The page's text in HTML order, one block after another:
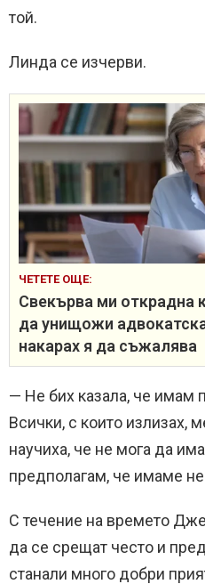
той.
Линда се изчерви.
ЧЕТЕТЕ ОЩЕ:
Свекърва ми открадна
да унищожи
накарах я да съжалява
— Не бих казала, че имам
Всички, с които излизах,
научиха, че не мога да
предполагам, че имаме
С течение на времето
да се срещат често и
станали много добри